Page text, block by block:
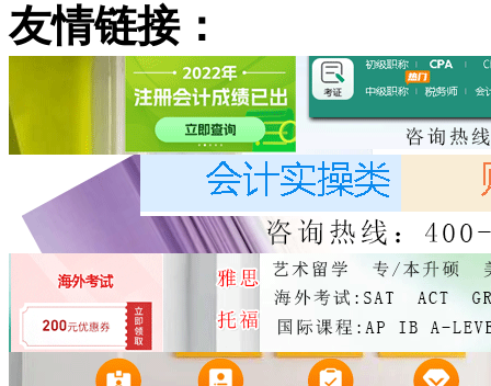
友情链接：